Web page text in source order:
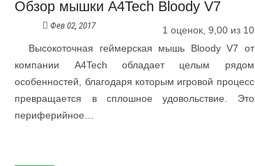
Обзор мышки A4Tech Bloody V7
1 оценок, 9,00 из 10
Фев 02, 2017
Высокоточная геймерская мышь Bloody V7 от
компании A4Tech обладает целым рядом
особенностей, благодаря которым игровой процесс
превращается в сплошное удовольствие. Это
периферийное…